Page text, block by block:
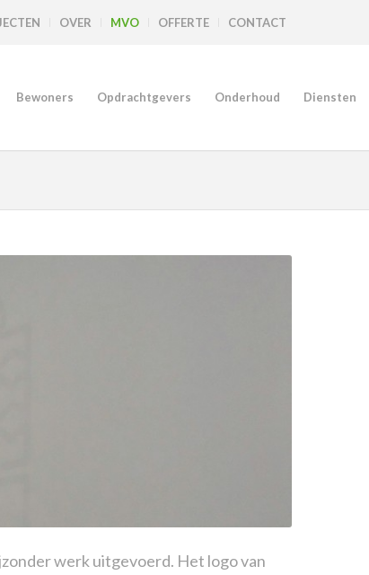
OVER MVO OFFERTE CONTACT
Bewoners Opdrachtgevers Onderhoud Diensten
werk uitgevoerd. Het logo van